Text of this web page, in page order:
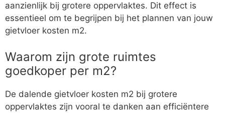
aanzienlijk bij grotere oppervlaktes. Dit effect is
essentieel om te begrijpen bij het plannen van jouw
gietvloer kosten m2.
Waarom zijn grote ruimtes
goedkoper per m2?
De dalende gietvloer kosten m2 bij grotere
oppervlaktes zijn vooral te danken aan efficiëntere